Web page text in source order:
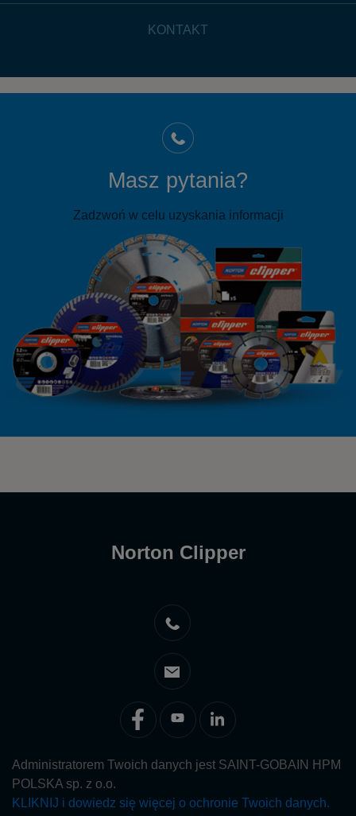
KONTAKT
Masz pytania?
Zadzwoń w celu uzyskania informacji
Norton Clipper
Administratorem Twoich danych jest SAINT-GOBAIN HPM
POLSKA sp. z o.o.
KLIKNIJ i dowiedz się więcej o ochronie Twoich danych.